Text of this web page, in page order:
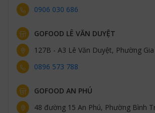
0906 030 686
GOFOOD LÊ VĂN DUYỆT
127B - A3 Lê Văn Duyệt, Phường
0896 573 788
GOFOOD AN PHÚ
48 đường 15 An Phú, Phường Bình